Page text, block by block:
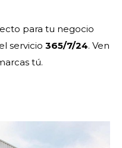
para tu negocio
servicio 365/7/24. Ven
tú.